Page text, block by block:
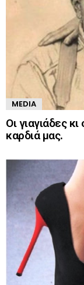
MEDIA
Οι γιαγιάδες
καρδιά μας.